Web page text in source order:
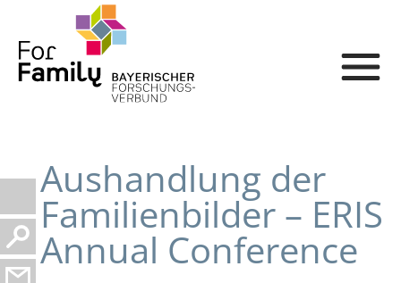
Aushandlung der
Familienbilder – ERIS
Annual Conference